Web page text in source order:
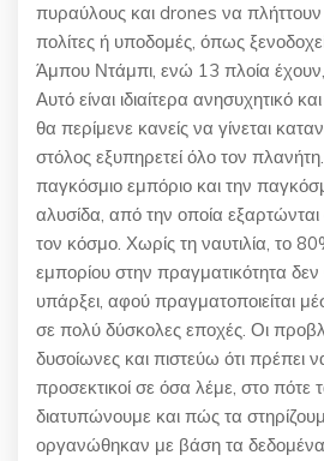
πυραύλους και drones να
πολίτες ή υποδομές, όπως
Άμπου Ντάμπι, ενώ 13 πλοία έχουν,
Αυτό είναι ιδιαίτερα ανησυχητικό
θα περίμενε κανείς να γίνεται
στόλος εξυπηρετεί όλο τον
παγκόσμιο εμπόριο και την
αλυσίδα, από την οποία εξαρτώνται
τον κόσμο. Χωρίς τη ναυτιλία, το
εμπορίου στην πραγματικότητα
υπάρξει, αφού πραγματοποιείται
σε πολύ δύσκολες εποχές. Οι
δυσοίωνες και πιστεύω ότι πρέπει
προσεκτικοί σε όσα λέμε, στο πότε
διατυπώνουμε και πώς τα
οργανώθηκαν με βάση τα δεδομένα